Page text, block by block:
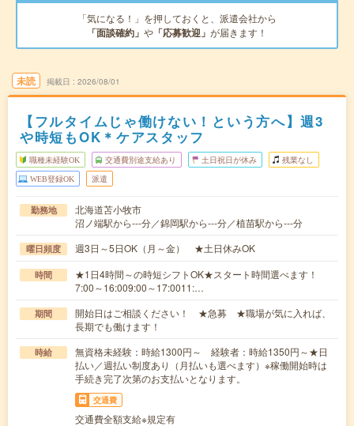
「気になる！」を押しておくと、派遣会社から
「面談確約」 や 「応募歓迎」 が届きます！
未読 掲載日 2026/08/01
【フルタイムじゃ働けない！という方へ】週3
や時短もOK＊ケアスタッフ
職種未経験OK 交通費別途支給あり 土日祝日が休み 残業なし
WEB登録OK 派遣
勤務地
北海道苫小牧市
沼ノ端駅から---分／錦岡駅から---分／植苗駅から---分
曜日頻度 週3日～5日OK（月～金） ★土日休みOK
時間
★1日4時間～の時短シフトOK★スタート時間選べます！
7:00～16:009:00～17:0011:…
期間
開始日はご相談ください！ ★急募 ★職場が気に入れば、
長期でも働けます！
時給
無資格未経験：時給1300円～ 経験者：時給1350円～★日
払い／週払い制度あり（月払いも選べます）※稼働開始時は
手続き完了次第のお支払いとなります。
交通費
交通費全額支給※規定有